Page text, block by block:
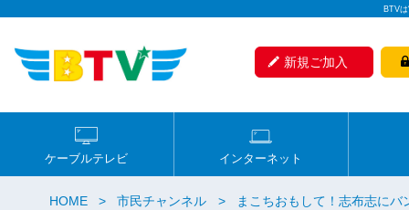
BTV
新規ご加入
ケーブルテレビ インターネット
HOME 市民チャンネル まこちおもして！志布志にバ